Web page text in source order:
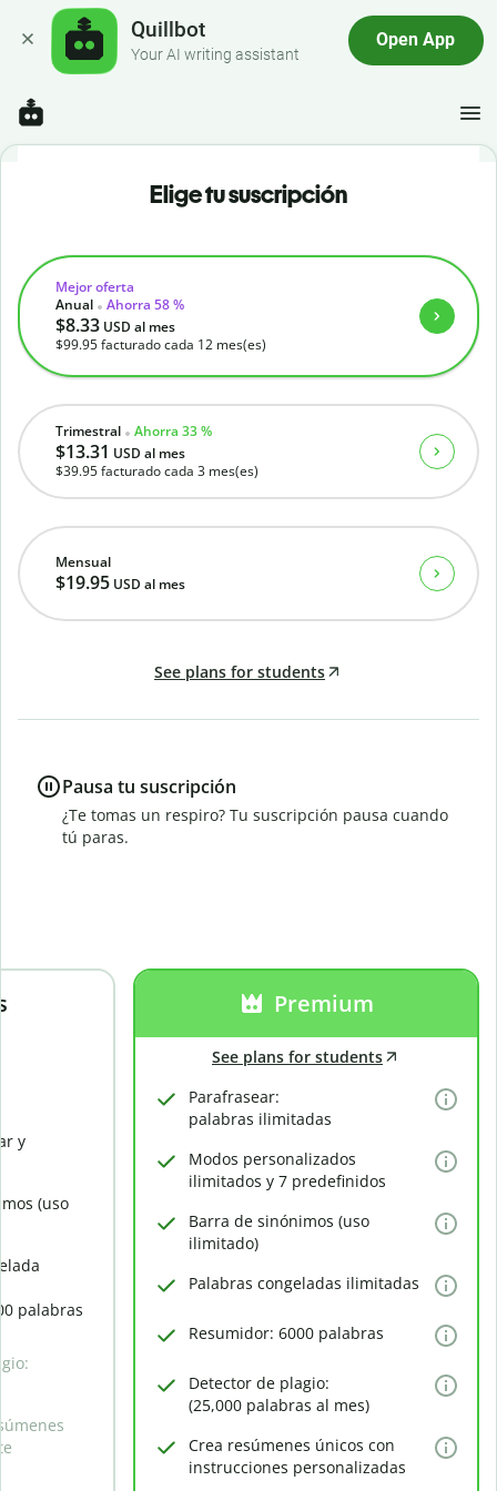
Quillbot
Your AI writing assistant
Open App
y
(uso
palabras
Premium
See plans for students
Parafrasear:
palabras ilimitadas
Modos personalizados
ilimitados y 7 predefinidos
Barra de sinónimos (uso
ilimitado)
Palabras congeladas ilimitadas
Resumidor: 6000 palabras
Detector de plagio:
(25,000 palabras al mes)
Crea resúmenes únicos con
instrucciones personalizadas
Elige tu suscripción
Mensual
$19.95 USD al mes
Trimestral Ahorra 33 %
$13.31 USD al mes
$39.95facturado cada 3 mes(es)
Mejor oferta
Anual
Ahorra 58 %
$8.33 USD al mes
$99.95facturado cada 12 mes(es)
See plans for students
Pausa tu suscripción
¿Te tomas un respiro? Tu suscripción pausa cuando
tú paras.